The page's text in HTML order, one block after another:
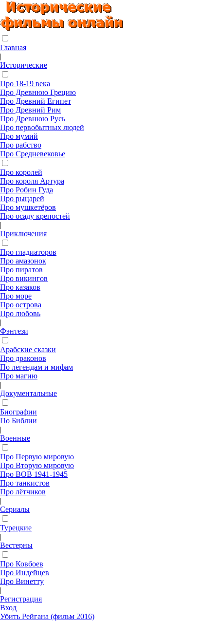
Главная
|
Исторические
Про 18-19 века
Про Древнюю Грецию
Про Древний Египет
Про Древний Рим
Про Древнюю Русь
Про первобытных людей
Про мумий
Про рабство
Про Средневековье
Про королей
Про короля Артура
Про Робин Гуда
Про рыцарей
Про мушкетёров
Про осаду крепостей
|
Приключения
Про гладиаторов
Про амазонок
Про пиратов
Про викингов
Про казаков
Про море
Про острова
Про любовь
|
Фэнтези
Арабские сказки
Про драконов
По легендам и мифам
Про магию
|
Документальные
Биографии
По Библии
|
Военные
Про Первую мировую
Про Вторую мировую
Про ВОВ 1941-1945
Про танкистов
Про лётчиков
|
Сериалы
Турецкие
|
Вестерны
Про Ковбоев
Про Индейцев
Про Винетту
|
Регистрация
Вход
Убить Рейгана (фильм 2016)